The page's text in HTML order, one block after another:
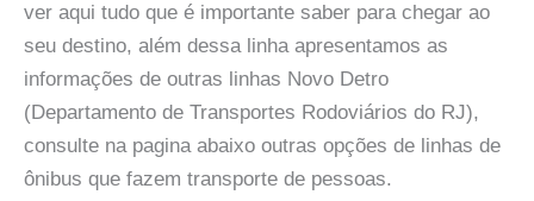
ver aqui tudo que é importante saber para chegar ao
seu destino, além dessa linha apresentamos as
informações de outras linhas Novo Detro
(Departamento de Transportes Rodoviários do RJ),
consulte na pagina abaixo outras opções de linhas de
ônibus que fazem transporte de pessoas.